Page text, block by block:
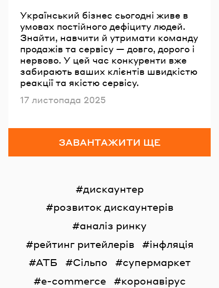
Український бізнес сьогодні живе в
умовах постійного дефіциту людей.
Знайти, навчити й утримати команду
продажів та сервісу — довго, дорого і
нервово. У цей час конкуренти вже
забирають ваших клієнтів швидкістю
реакції та якістю сервісу.
Опубліковано
17 листопада 2025
ЗАВАНТАЖИТИ ЩЕ
дискаунтер
розвиток дискаунтерів
аналіз ринку
рейтинг ритейлерів
інфляція
АТБ
Сільпо
супермаркет
e-commerce
коронавірус